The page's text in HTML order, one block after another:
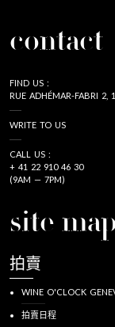
contact
FIND US :
RUE ADHÉMAR-FABRI 2,
WRITE TO US
CALL US :
+ 41 22 910 46 30
(9AM — 7PM)
site
拍賣
WINE O'CLOCK
拍賣日程